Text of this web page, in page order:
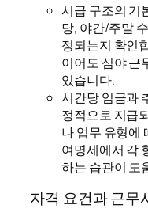
시급 구조의 기
당, 야간/주말
정되는지 확인
이어도 심야 근
있습니다.
시간당 임금과
정적으로 지급
나 업무 유형에
여명세에서 각
하는 습관이 도
자격 요건과 근무